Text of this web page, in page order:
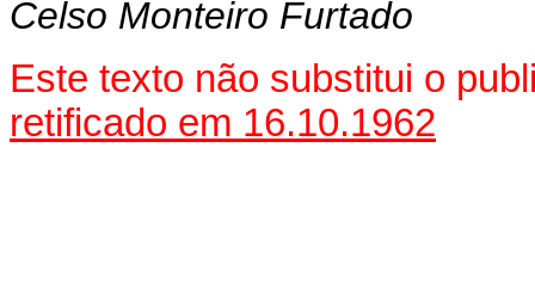
Celso Monteiro Furtado
Este texto não substitui o
retificado em 16.10.1962